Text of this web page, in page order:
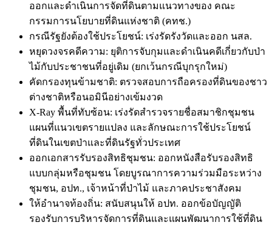
ออกและดำเนินการจัดที่ดินตามแนวทางของ คณะ
กรรมการนโยบายที่ดินแห่งชาติ (คทช.)
กรณีรัฐยังต้องใช้ประโยชน์: เร่งรัดรังวัดและออก นสล.
หยุดวงจรคดีความ: ยุติการจับกุมและดำเนินคดีเกี่ยวกับป่า
ไม้กับประชาชนที่อยู่เดิม (ยกเว้นกรณีบุกรุกใหม่)
คัดกรองทุนข้ามชาติ: ตรวจสอบการถือครองที่ดินของชาว
ต่างชาติหรือนอมินีอย่างเข้มงวด
X-Ray พื้นที่ทับซ้อน: เร่งรัดสำรวจรายชื่อสมาชิกชุมชน
แผนที่แนวเขตรายแปลง และลักษณะการใช้ประโยชน์
ที่ดินในเขตป่าและที่ดินรัฐทั่วประเทศ
ออกเอกสารรับรองสิทธิชุมชน: ออกหนังสือรับรองสิทธิ
แบบกลุ่มหรือชุมชน โดยบูรณาการความร่วมมือระหว่าง
ชุมชน, อปท., เจ้าหน้าที่ป่าไม้ และภาคประชาสังคม
ให้อำนาจท้องถิ่น: สนับสนุนให้ อปท. ออกข้อบัญญัติ
รองรับการบริหารจัดการที่ดินและแผนพัฒนาการใช้ที่ดิน